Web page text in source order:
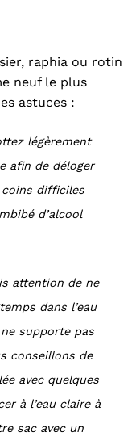
raphia ou rotin
neuf le plus
astuces :
légèrement
afin de déloger
difficiles
d’alcool
attention de ne
dans l’eau
supporte pas
conseillons de
avec quelques
à l’eau claire à
sac avec un